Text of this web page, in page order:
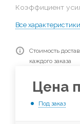
Коэффициент
Все характеристики
Стоимость
каждого заказа
Цена
Под заказ